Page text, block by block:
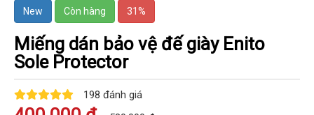
New Còn hàng 31%
Miếng dán bảo vệ đế giày Enito
Sole Protector
198 đánh giá